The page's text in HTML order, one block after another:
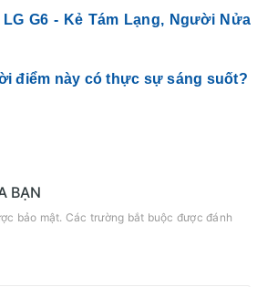
G6 - Kẻ Tám Lạng, Người Nửa
điểm này có thực sự sáng suốt?
BẠN
bảo mật. Các trường bắt buộc được đánh